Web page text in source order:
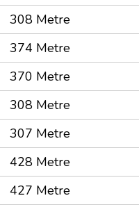
308 Metre
374 Metre
370 Metre
308 Metre
307 Metre
428 Metre
427 Metre